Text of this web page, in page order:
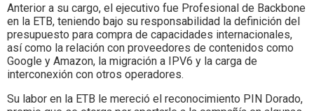
Anterior a su cargo, el ejecutivo fue Profesional de Backbone
en la ETB, teniendo bajo su responsabilidad la definición del
presupuesto para compra de capacidades internacionales,
así como la relación con proveedores de contenidos como
Google y Amazon, la migración a IPV6 y la carga de
interconexión con otros operadores.
Su labor en la ETB le mereció el reconocimiento PIN Dorado,